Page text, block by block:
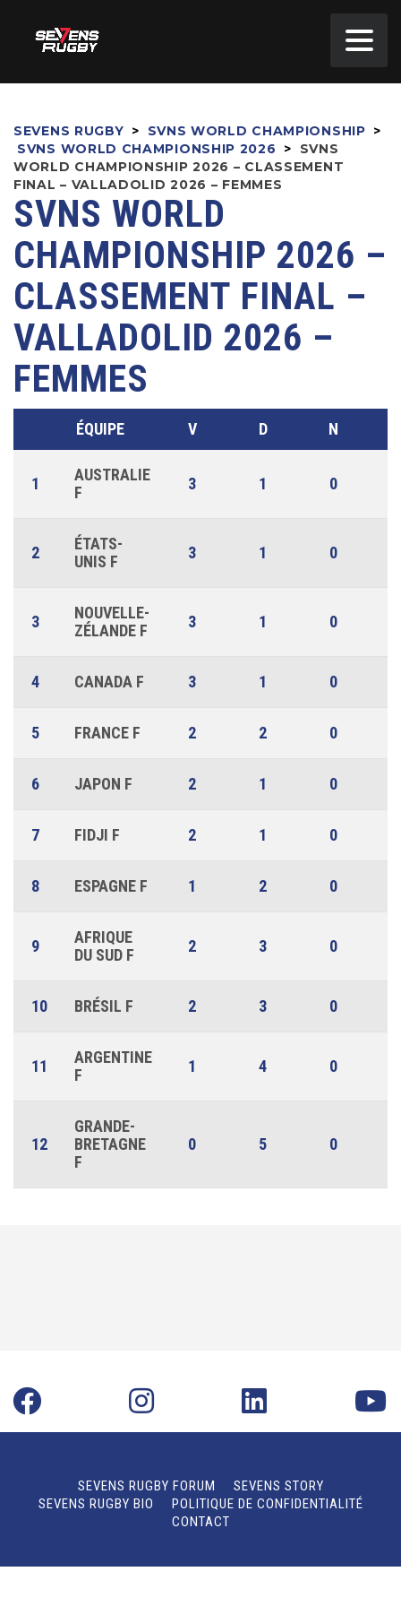
SEVENS RUGBY > SVNS WORLD CHAMPIONSHIP >
SVNS WORLD CHAMPIONSHIP 2026
>
SVNS
WORLD CHAMPIONSHIP 2026 – CLASSEMENT
FINAL – VALLADOLID 2026 – FEMMES
SVNS WORLD
CHAMPIONSHIP 2026 –
CLASSEMENT FINAL –
VALLADOLID 2026 –
FEMMES
ÉQUIPE V D N
1
AUSTRALIE
F
3 1 0
2
ÉTATS-
UNIS F
3 1 0
3
NOUVELLE-
ZÉLANDE F
3 1 0
4 CANADA F 3 1 0
5 FRANCE F 2 2 0
6 JAPON F 2 1 0
7 FIDJI F 2 1 0
8 ESPAGNE F 1 2 0
9
AFRIQUE
DU SUD F
2 3 0
10 BRÉSIL F 2 3 0
11
ARGENTINE
F
1 4 0
12
GRANDE-
BRETAGNE
F
0 5 0
SEVENS RUGBY FORUM
SEVENS STORY
SEVENS RUGBY BIO
POLITIQUE DE CONFIDENTIALITÉ
CONTACT